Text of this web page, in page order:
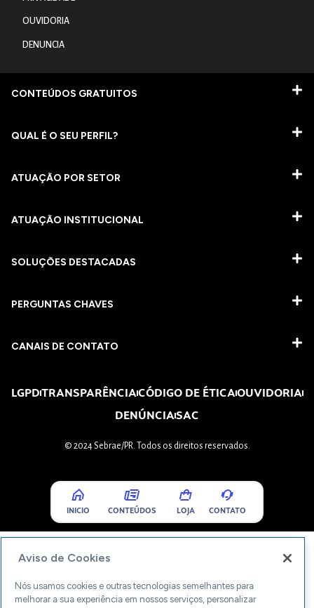
OUVIDORIA
DENUNCIA
CONTEÚDOS GRATUITOS
QUAL É O SEU PERFIL?
ATUAÇÃO POR SETOR
ATUAÇÃO INSTITUCIONAL
SOLUÇÕES DESTACADAS
PERGUNTAS CHAVES​
CANAIS DE CONTATO
LGPDTRANSPARÊNCIACÓDIGO DE ÉTICAOUVIDORIA
DENÚNCIASAC
© 2024 Sebrae/PR. Todos os direitos reservados.
INICIO CONTEÚDOS LOJA CONTATO
Aviso de Cookies
Nós usamos cookies e outras tecnologias semelhantes para
melhorar a sua experiência em nossos serviços, personalizar